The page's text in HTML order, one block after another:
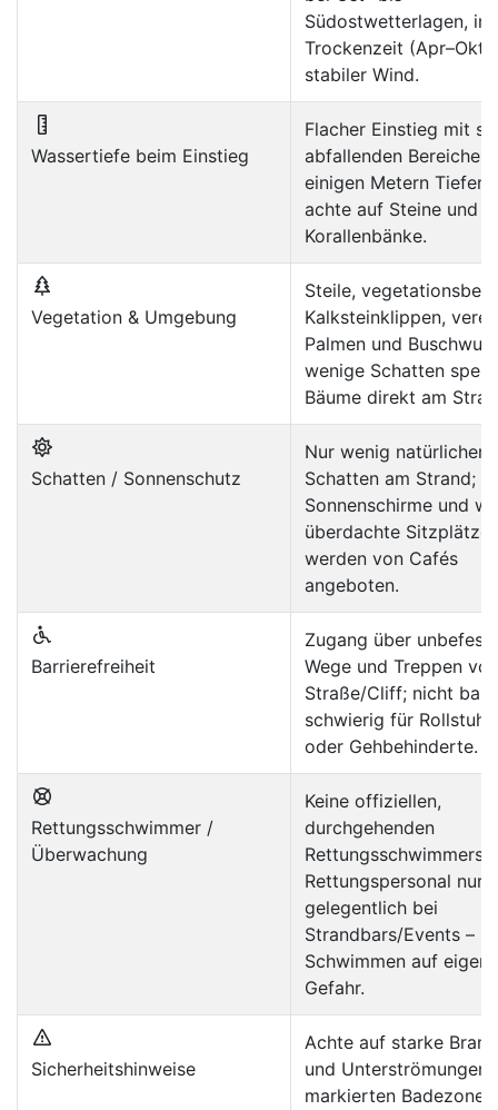
Südostwetterlagen, in
Trockenzeit
stabiler Wind.
Wassertiefe beim Einstieg
Flacher Einstieg mit
abfallenden
einigen Metern
achte auf Steine und
Korallenbänke.
Vegetation & Umgebung
Steile,
Kalksteinklippen,
Palmen und
wenige Schatten
Bäume direkt am
Schatten / Sonnenschutz
Nur wenig natürlicher
Schatten am Strand;
Sonnenschirme und
überdachte Sitzplätze
werden von Cafés
angeboten.
Barrierefreiheit
Zugang über
Wege und Treppen
Straße/Cliff; nicht
schwierig für
oder Gehbehinderte.
Rettungsschwimmer /
Überwachung
Keine offiziellen,
durchgehenden
Rettungspersonal nur
gelegentlich bei
Strandbars/Events –
Schwimmen auf eigene
Gefahr.
Sicherheitshinweise
Achte auf starke
und Unterströmungen,
markierten